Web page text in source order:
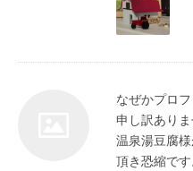
なぜかプロ
申し訳ありま
温泉湯豆腐
頂き恐縮です